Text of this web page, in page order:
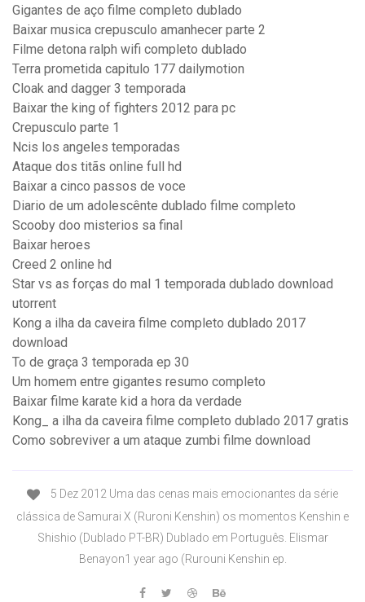
Gigantes de aço filme completo dublado
Baixar musica crepusculo amanhecer parte 2
Filme detona ralph wifi completo dublado
Terra prometida capitulo 177 dailymotion
Cloak and dagger 3 temporada
Baixar the king of fighters 2012 para pc
Crepusculo parte 1
Ncis los angeles temporadas
Ataque dos titãs online full hd
Baixar a cinco passos de voce
Diario de um adolescênte dublado filme completo
Scooby doo misterios sa final
Baixar heroes
Creed 2 online hd
Star vs as forças do mal 1 temporada dublado download
utorrent
Kong a ilha da caveira filme completo dublado 2017
download
To de graça 3 temporada ep 30
Um homem entre gigantes resumo completo
Baixar filme karate kid a hora da verdade
Kong_ a ilha da caveira filme completo dublado 2017 gratis
Como sobreviver a um ataque zumbi filme download
5 Dez 2012 Uma das cenas mais emocionantes da série
clássica de Samurai X (Ruroni Kenshin) os momentos Kenshin e
Shishio (Dublado PT-BR) Dublado em Português. Elismar
Benayon1 year ago (Rurouni Kenshin ep.